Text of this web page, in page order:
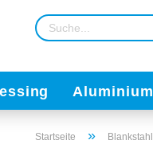
Aluminium
Startseite » Blankstahl